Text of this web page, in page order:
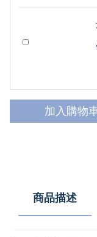
加入購物
商品描述